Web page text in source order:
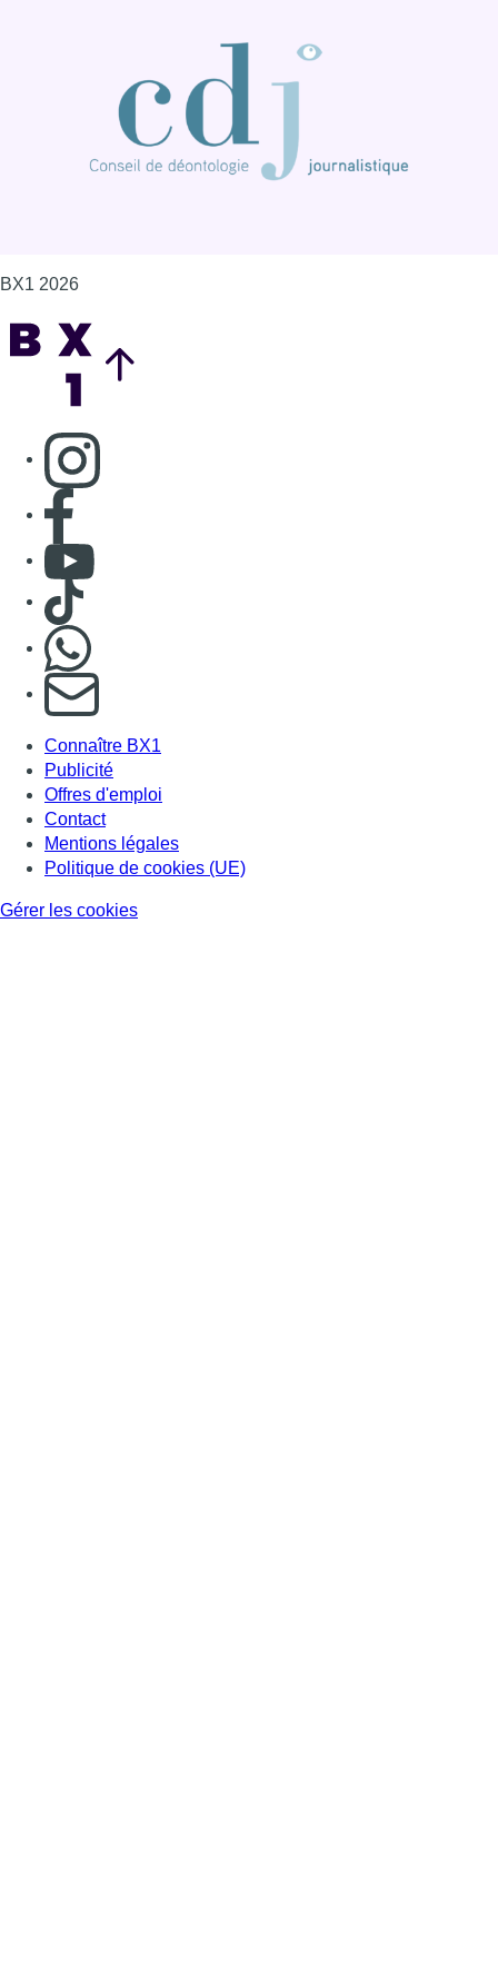
BX1 2026
Consulter page Instagram
Consulter page Facebook
Consulter Youtube
Consulter TikTok
S'abonner à notre newsletter
Connaître BX1
Publicité
Offres d'emploi
Contact
Mentions légales
Politique de cookies (UE)
Gérer les cookies